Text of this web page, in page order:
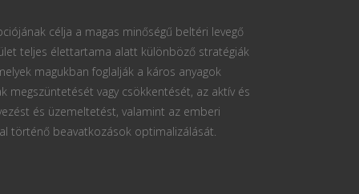
célja a magas minőségű beltéri levegő
teljes élettartama alatt különböző stratégiák
magukban foglalják a káros anyagok
megszüntetését vagy csökkentését, az aktív és
és üzemeltetést, valamint az emberi
történő beavatkozások optimalizálását.